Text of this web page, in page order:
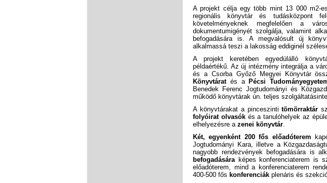
A projekt célja egy több mint 13 000 m2-
regionális könyvtár és tudásközpont
követelményeknek megfelelően a
dokumentumigényét szolgálja, valamint
befogadására is. A megvalósult új
alkalmassá teszi a lakosság eddiginél
A projekt keretében egyedülálló
példaértékű. Az új intézmény integrálja a
és a Csorba Győző Megyei Könyvtár
Könyvtárat és a Pécsi
Benedek Ferenc Jogtudományi és
működő könyvtárak ún. teljes
A könyvtárakat a pinceszintitömörraktár
folyóirat olvasók és a tanulóhelyek az
elhelyezésre a zenei könyvtár.
Két, egyenként 200 fős előadóterem
Jogtudományi Kara, illetve a
nagyobb rendezvények befogadására is
befogadására képes konferenciaterem is
előadóterem, mind a konferenciaterem
400-500 fős konferenciák plenáris és